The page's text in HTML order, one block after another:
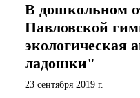
В дошкольном
Павловской
экологическая
ладошки"
23 сентября 2019 г.